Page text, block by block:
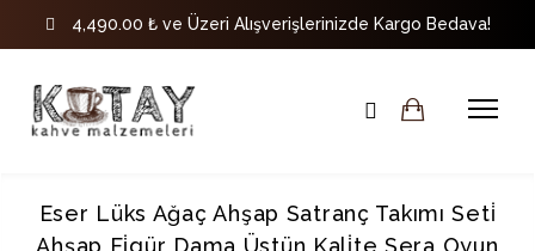
4,490.00 ₺ ve Üzeri Alışverişlerinizde Kargo Bedava!
Eser Lüks Ağaç Ahşap Satranç Takımı Seti̇
Ahşap Fi̇gür Dama Üstün Kali̇te Sera Oyun